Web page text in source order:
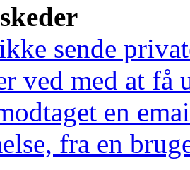
sende
ved med at få
en
fra en